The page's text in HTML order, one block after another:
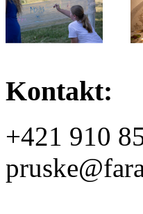
Kontakt:
+421 910